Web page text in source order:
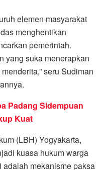
elemen masyarakat
menghentikan
pemerintah.
yang suka menerapkan
seru Sudiman
Padang Sidempuan
Kuat
(LBH) Yogyakarta,
kuasa hukum warga
mekanisme paksa